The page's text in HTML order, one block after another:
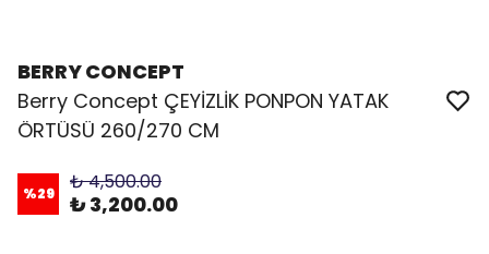
BERRY CONCEPT
Berry Concept ÇEYİZLİK PONPON YATAK
ÖRTÜSÜ 260/270 CM
%29 ₺ 4,500.00
₺ 3,200.00